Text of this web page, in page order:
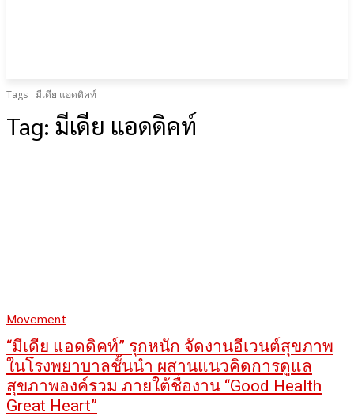
Tags มีเดีย แอดดิคท์
Tag: มีเดีย แอดดิคท์
Movement
“มีเดีย แอดดิคท์” รุกหนัก จัดงานอีเวนต์สุขภาพ
ในโรงพยาบาลชั้นนำ ผสานแนวคิดการดูแล
สุขภาพองค์รวม ภายใต้ชื่องาน “Good Health
Great Heart”